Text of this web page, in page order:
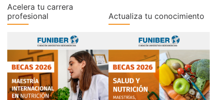
Acelera tu carrera
profesional
Actualiza tu conocimiento